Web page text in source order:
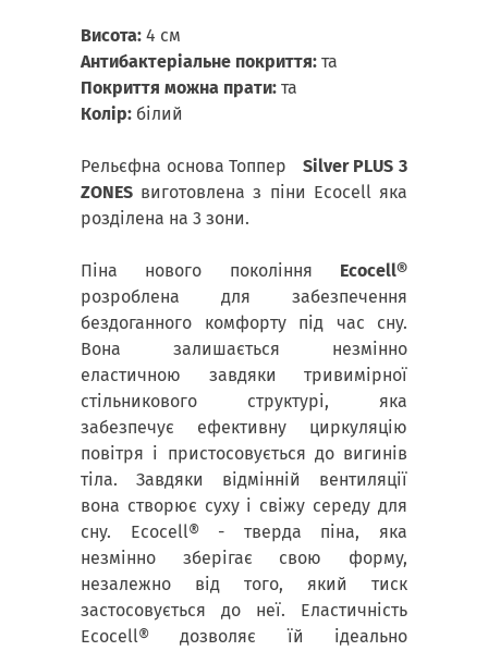
Висота: 4 см
Антибактеріальне покриття: та
Покриття можна прати: та
Колір: білий
Рельєфна основа Топпер Silver PLUS 3
ZONES виготовлена ​​з піни Ecocell яка
розділена на 3 зони.
Піна нового покоління Ecocell®
розроблена для забезпечення
бездоганного комфорту під час сну.
Вона залишається незмінно
еластичною завдяки тривимірної
стільникового структурі, яка
забезпечує ефективну циркуляцію
повітря і пристосовується до вигинів
тіла. Завдяки відмінній вентиляції
вона створює суху і свіжу середу для
сну. Ecocell® - тверда піна, яка
незмінно зберігає свою форму,
незалежно від того, який тиск
застосовується до неї. Еластичність
Ecocell® дозволяє їй ідеально